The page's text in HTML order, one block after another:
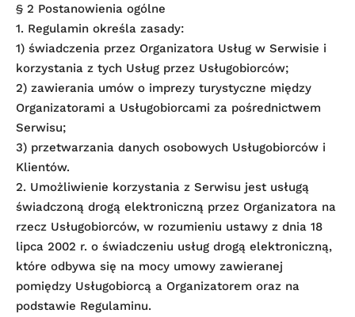
§ 2 Postanowienia ogólne
1. Regulamin określa zasady:
1) świadczenia przez Organizatora Usług w Serwisie i
korzystania z tych Usług przez Usługobiorców;
2) zawierania umów o imprezy turystyczne między
Organizatorami a Usługobiorcami za pośrednictwem
Serwisu;
3) przetwarzania danych osobowych Usługobiorców i
Klientów.
2. Umożliwienie korzystania z Serwisu jest usługą
świadczoną drogą elektroniczną przez Organizatora na
rzecz Usługobiorców, w rozumieniu ustawy z dnia 18
lipca 2002 r. o świadczeniu usług drogą elektroniczną,
które odbywa się na mocy umowy zawieranej
pomiędzy Usługobiorcą a Organizatorem oraz na
podstawie Regulaminu.